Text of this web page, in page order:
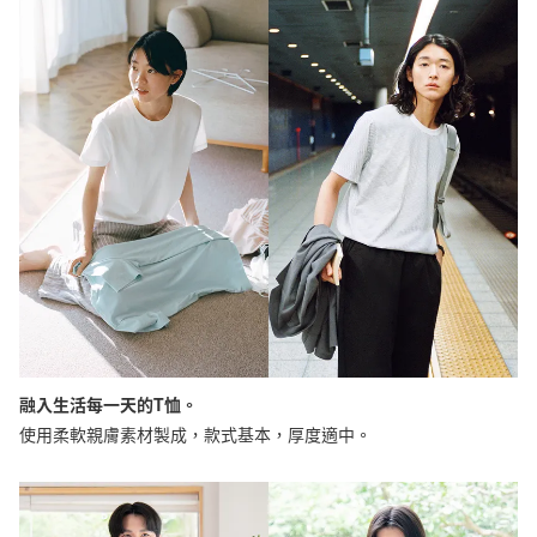
融入生活每一天的T恤。
使用柔軟親膚素材製成，款式基本，厚度適中。